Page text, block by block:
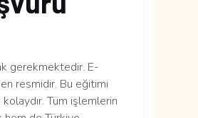
gerekmektedir. E-
resmidir. Bu eğitimi
Tüm işlemlerin